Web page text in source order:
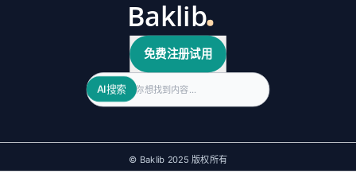
免费注册试用
Search
AI搜索
© Baklib 2025 版权所有